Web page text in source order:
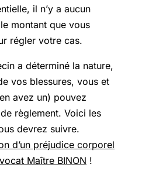
il n’y a aucun
montant que vous
régler votre cas.
a déterminé la nature,
vos blessures, vous et
avez un) pouvez
règlement. Voici les
devrez suivre.
d’un préjudice corporel
Maître BINON !